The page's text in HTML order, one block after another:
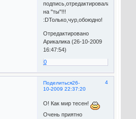
подпись,отредактировала
на "ты"!!!
:DТолько,чур,обоюдно!
Отредактировано
Арикалика (26-10-2009
16:47:54)
0
Поделиться 4
26-
10-2009 22:37:20
О! Как мир тесен!
Очень приятно